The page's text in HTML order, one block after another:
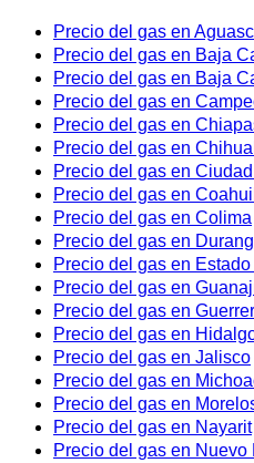
Precio del gas en
Precio del gas en Baja
Precio del gas en Baja
Precio del gas en
Precio del gas en
Precio del gas en
Precio del gas en
Precio del gas en
Precio del gas en Colima
Precio del gas en
Precio del gas en
Precio del gas en
Precio del gas en
Precio del gas en
Precio del gas en Jalisco
Precio del gas en
Precio del gas en
Precio del gas en Nayarit
Precio del gas en Nuevo